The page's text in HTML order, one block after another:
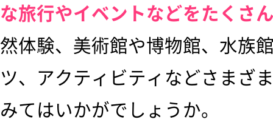
な旅行やイベントなどをたくさ
然体験、美術館や博物館、水族
ツ、アクティビティなどさまざ
みてはいかがでしょうか。